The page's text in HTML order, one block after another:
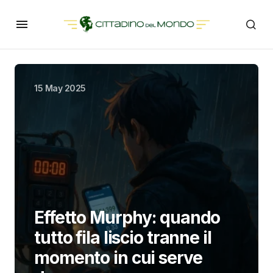
15 May 2025
Effetto Murphy: quando
tutto fila liscio tranne il
momento in cui serve